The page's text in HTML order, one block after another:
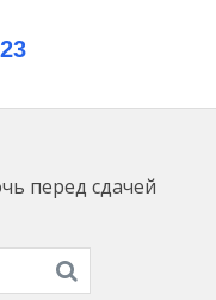
перед сдачей